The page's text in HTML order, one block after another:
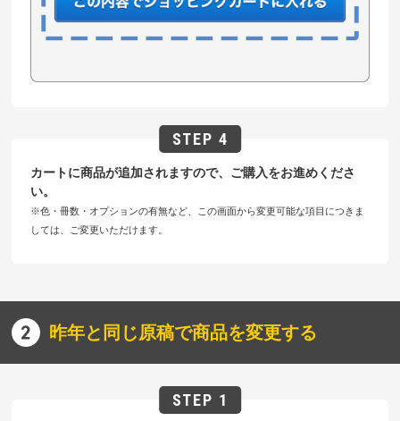
カートに商品が追加されますので、ご購入をお進めくださ
い。
※色・冊数・オプションの有無など、この画面から変更可能な項目につきま
しては、ご変更いただけます。
昨年と同じ原稿で商品を変更する